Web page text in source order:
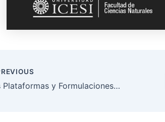
Las Plataformas y Formulaciones de las Novedosas Vacunas Covid-19